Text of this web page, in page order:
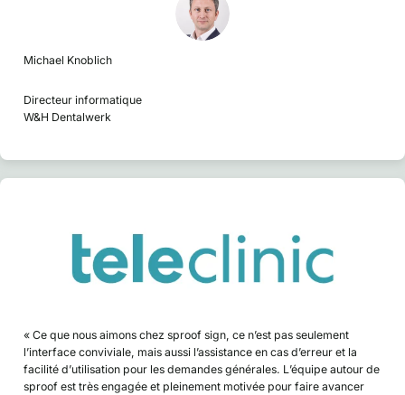
Michael Knoblich
Directeur informatique
W&H Dentalwerk
« Ce que nous aimons chez sproof sign, ce n’est pas seulement
l’interface conviviale, mais aussi l’assistance en cas d’erreur et la
facilité d’utilisation pour les demandes générales. L’équipe autour de
sproof est très engagée et pleinement motivée pour faire avancer